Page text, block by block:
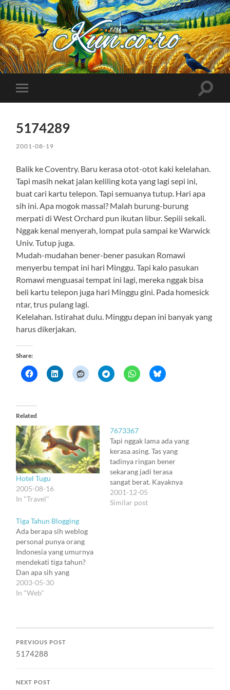
Kuncoro++
Toggle
mobile
Toggle
5174289
2001-08-19
Balik ke Coventry. Baru kerasa otot-otot kaki kelelahan.
Tapi masih nekat jalan keliling kota yang lagi sepi ini,
buat cari kartu telepon. Tapi semuanya tutup. Hari apa
sih ini. Apa mogok massal? Malah burung-burung
merpati di West Orchard pun ikutan libur. Sepiii sekali.
Nggak kenal menyerah, lompat pula sampai ke Warwick
Univ. Tutup juga.
Mudah-mudahan bener-bener pasukan Romawi
menyerbu tempat ini hari Minggu. Tapi kalo pasukan
Romawi menguasai tempat ini lagi, mereka nggak bisa
beli kartu telepon juga hari Minggu gini. Pada homesick
ntar, trus pulang lagi.
Kelelahan. Istirahat dulu. Minggu depan ini banyak yang
harus dikerjakan.
Share:
Related
Hotel Tugu
2005-08-16
In "Travel"
7673367
Tapi nggak lama ada yang
kerasa asing. Tas yang
tadinya ringan bener
sekarang jadi terasa
sangat berat. Kayaknya
badan aku yang udah lama
disiksa mulai protes.
2001-12-05
Similar post
Tiga Tahun Blogging
Ada berapa sih weblog
personal punya orang
Indonesia yang umurnya
mendekati tiga tahun?
Dan apa sih yang
diceritain di weblog yang
bisa bertahan lama gitu?
bikin catatan harian,
malah jadi ajang chatting.
2003-05-30
In "Web"
PREVIOUS POST
5174288
NEXT POST